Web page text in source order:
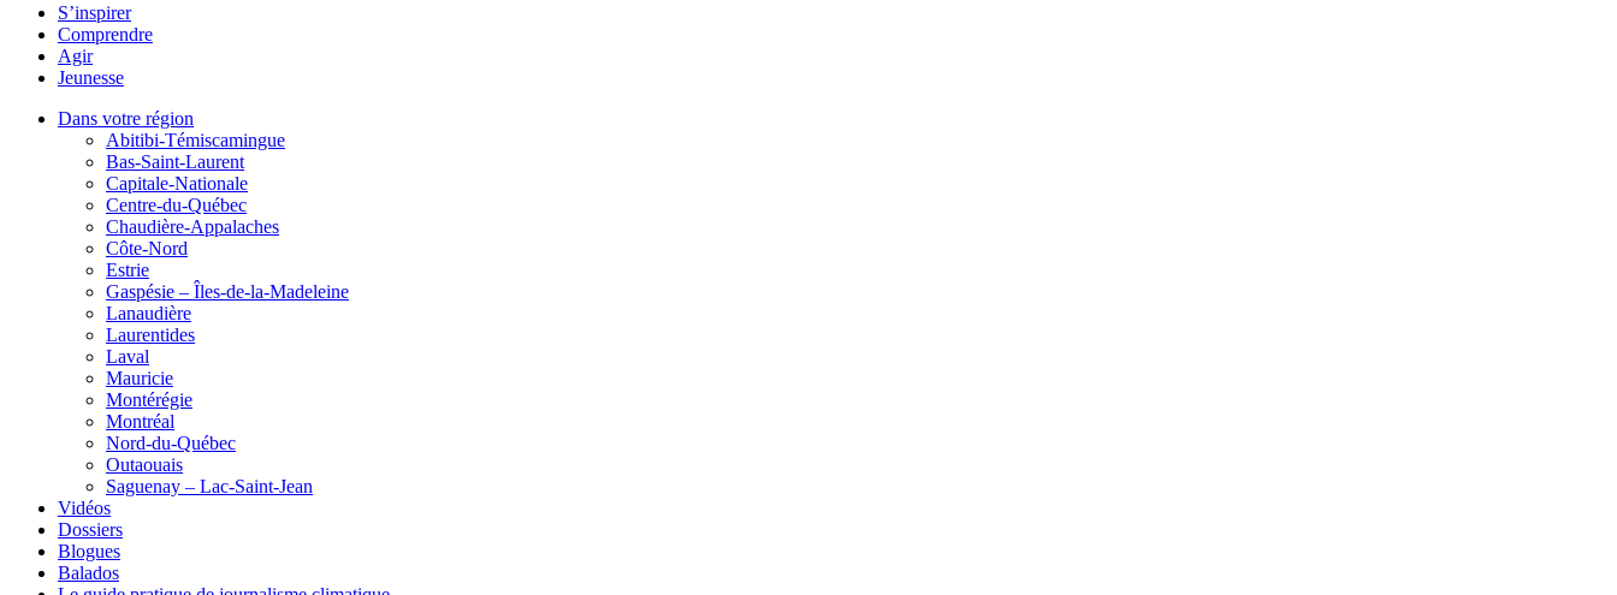
S’inspirer
Comprendre
Agir
Jeunesse
Dans votre région
Abitibi-Témiscamingue
Bas-Saint-Laurent
Capitale-Nationale
Centre-du-Québec
Chaudière-Appalaches
Côte-Nord
Estrie
Gaspésie – Îles-de-la-Madeleine
Lanaudière
Laurentides
Laval
Mauricie
Montérégie
Montréal
Nord-du-Québec
Outaouais
Saguenay – Lac-Saint-Jean
Vidéos
Dossiers
Blogues
Balados